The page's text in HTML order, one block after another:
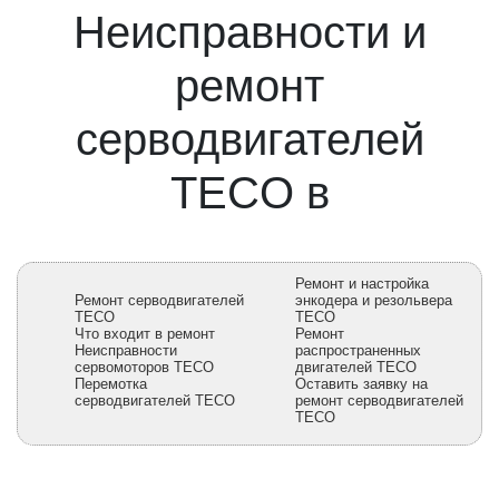
Неисправности и
ремонт
серводвигателей
TECO в
Ремонт серводвигателей
TECO
Что входит в ремонт
Неисправности
сервомоторов TECO
Перемотка
серводвигателей TECO
Ремонт и настройка
энкодера и резольвера
TECO
Ремонт
распространенных
двигателей TECO
Оставить заявку на
ремонт серводвигателей
TECO